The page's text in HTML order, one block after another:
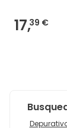
17,39 €